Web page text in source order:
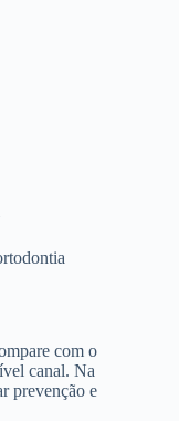
com o
canal. Na
prevenção e